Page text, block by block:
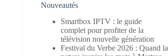
Nouveautés
Smartbox IPTV : le guide
complet pour profiter de la
télévision nouvelle génération
Festival du Verbe 2026 : Quand la